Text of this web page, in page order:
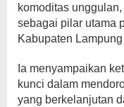
komoditas
sebagai pilar utama
Kabupaten
Ia menyampaikan
kunci dalam
yang berkelanjutan